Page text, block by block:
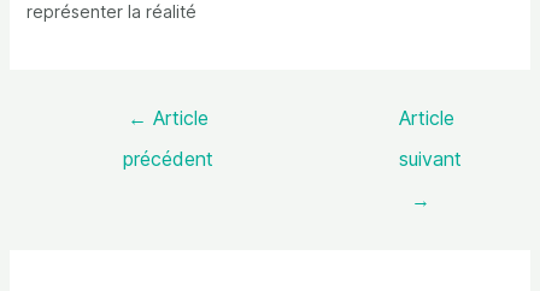
représenter la réalité
← Article
précédent
Article
suivant
→